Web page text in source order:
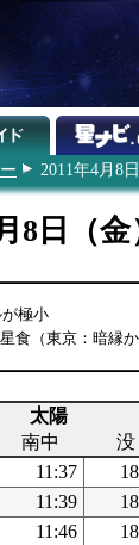
2011年4月8日
8日（金
極小
食（東京：暗縁
太陽
南中
没
11:37
11:39
11:46